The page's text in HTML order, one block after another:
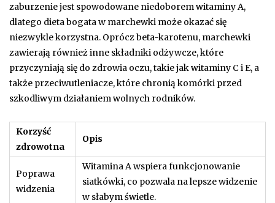
zaburzenie jest spowodowane niedoborem witaminy A,
dlatego dieta bogata w marchewki może okazać się
niezwykle korzystna. Oprócz beta-karotenu, marchewki
zawierają również inne składniki odżywcze, które
przyczyniają się do zdrowia oczu, takie jak witaminy C i E, a
także przeciwutleniacze, które chronią komórki przed
szkodliwym działaniem wolnych rodników.
Korzyść
zdrowotna
Opis
Poprawa
widzenia
Witamina A wspiera funkcjonowanie
siatkówki, co pozwala na lepsze widzenie
w słabym świetle.